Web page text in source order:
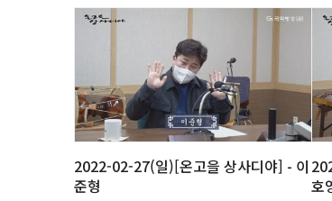
2022-02-27(일)[온고을 상사디야] - 이
준형
호